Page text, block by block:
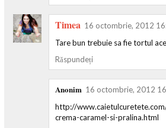
Timea 16 octombrie, 2012
Tare bun trebuie sa fie tortul
Răspundeți
Anonim 16 octombrie, 2012
http://
crema-caramel-si-pralina.html